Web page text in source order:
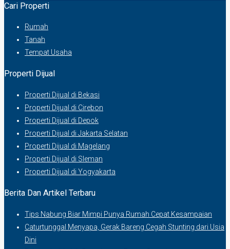
Cari Properti
Rumah
Tanah
Tempat Usaha
Properti Dijual
Properti Dijual di Bekasi
Properti Dijual di Cirebon
Properti Dijual di Depok
Properti Dijual di Jakarta Selatan
Properti Dijual di Magelang
Properti Dijual di Sleman
Properti Dijual di Yogyakarta
Berita Dan Artikel Terbaru
Tips Nabung Biar Mimpi Punya Rumah Cepat Kesampaian
Caturtunggal Menyapa, Gerak Bareng Cegah Stunting dari Usia
Dini